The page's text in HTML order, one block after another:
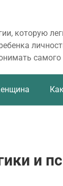
которую
самого
и